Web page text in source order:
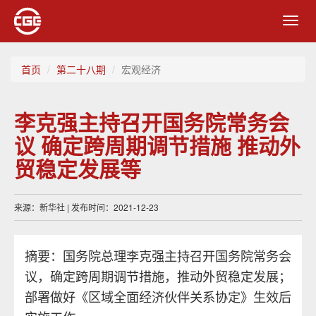
首页 第二十八期 宏观经济
李克强主持召开国务院常务会
议 确定跨周期调节措施 推动外
贸稳定发展等
来源：新华社 | 发布时间：2021-12-23
摘要：国务院总理李克强主持召开国务院常务会
议，确定跨周期调节措施，推动外贸稳定发展；
部署做好《区域全面经济伙伴关系协定》生效后